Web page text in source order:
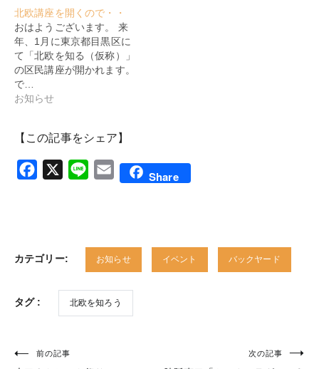
北欧講座を開くので・・
おはようございます。 来
年、1月に東京都目黒区に
て「北欧を知る（仮称）」
の区民講座が開かれます。
で…
お知らせ
【この記事をシェア】
Facebook
X Line Email Share
カテゴリー: お知らせ イベント バックヤード
タグ : 北欧を知ろう
投
前の記事 次の記事